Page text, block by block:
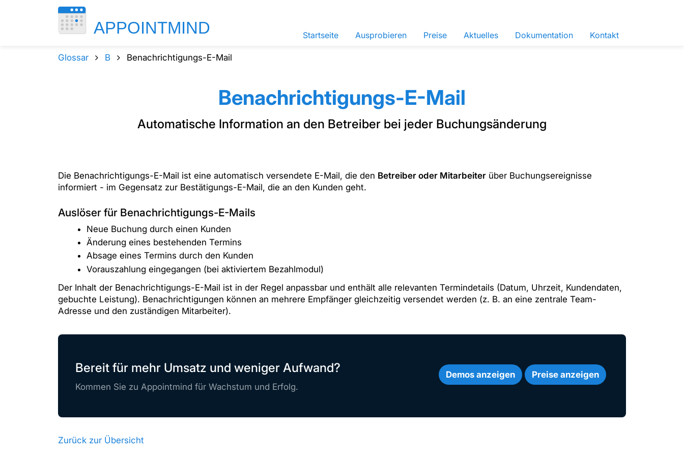
Startseite Ausprobieren Preise Aktuelles Dokumentation Kontakt
Glossar B Benachrichtigungs-E-Mail
Benachrichtigungs-E-Mail
Automatische Information an den Betreiber bei jeder Buchungsänderung
Die Benachrichtigungs-E-Mail ist eine automatisch versendete E-Mail, die den Betreiber oder Mitarbeiter über Buchungsereignisse
informiert - im Gegensatz zur Bestätigungs-E-Mail, die an den Kunden geht.
Auslöser für Benachrichtigungs-E-Mails
Neue Buchung durch einen Kunden
Änderung eines bestehenden Termins
Absage eines Termins durch den Kunden
Vorauszahlung eingegangen (bei aktiviertem Bezahlmodul)
Der Inhalt der Benachrichtigungs-E-Mail ist in der Regel anpassbar und enthält alle relevanten Termindetails (Datum, Uhrzeit, Kundendaten,
gebuchte Leistung). Benachrichtigungen können an mehrere Empfänger gleichzeitig versendet werden (z. B. an eine zentrale Team-
Adresse und den zuständigen Mitarbeiter).
Bereit für mehr Umsatz und weniger Aufwand?
Kommen Sie zu Appointmind für Wachstum und Erfolg.
Demos anzeigen Preise anzeigen
Zurück zur Übersicht